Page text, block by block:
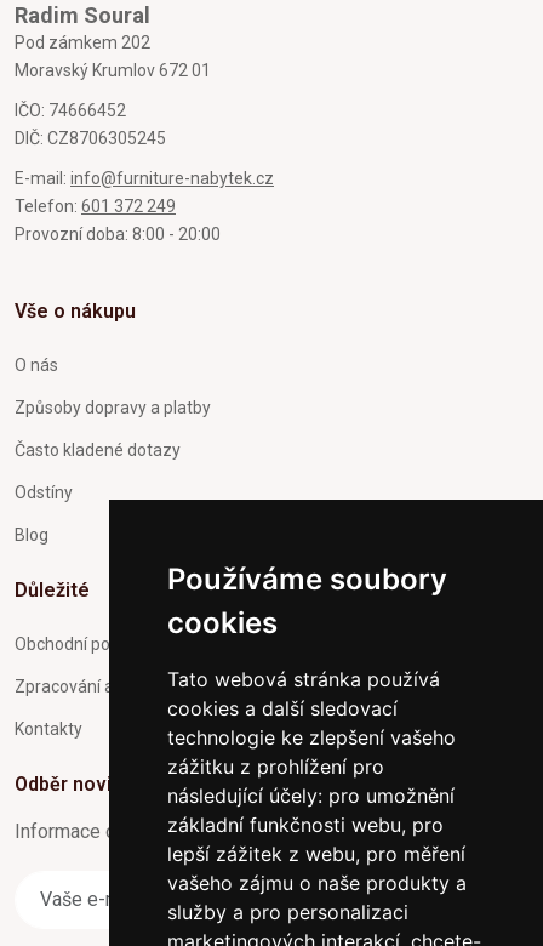
Používáme soubory
cookies
Tato webová stránka používá
cookies a další sledovací
technologie ke zlepšení vašeho
zážitku z prohlížení pro
následující účely: pro umožnění
základní funkčnosti webu, pro
lepší zážitek z webu, pro měření
vašeho zájmu o naše produkty a
služby a pro personalizaci
marketingových interakcí, chcete-
Radim Soural
Pod zámkem 202
Moravský Krumlov 672 01
IČO: 74666452
DIČ: CZ8706305245
E-mail: info@furniture-nabytek.cz
Telefon: 601 372 249
Provozní doba: 8:00 - 20:00
Vše o nákupu
O nás
Způsoby dopravy a platby
Často kladené dotazy
Odstíny
Blog
Důležité
Obchodní podmínky
Zpracování a ochrana osobních údajů
Kontakty
Odběr novinek
Informace o Novinkách a užitečné rady max. 1x za týden
Odebírat